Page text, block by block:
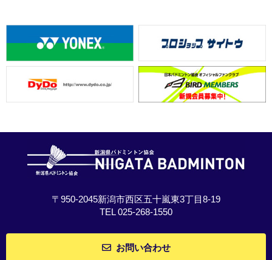
〒950-2045新潟市西区五十嵐東3丁目8-19
TEL 025-268-1550
お問い合わせ